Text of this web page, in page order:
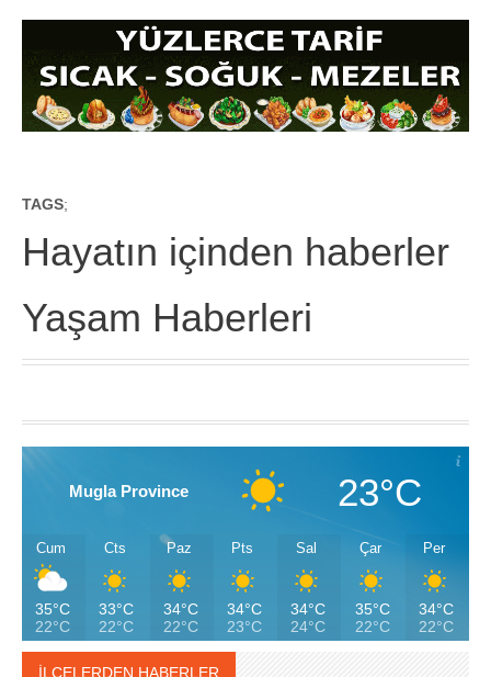
TAGS;
Hayatın içinden haberler
Yaşam Haberleri
Mugla Province 23°C
Cum
35°C
22°C
Cts
33°C
22°C
Paz
34°C
22°C
Pts
34°C
23°C
Sal
34°C
24°C
Çar
35°C
22°C
Per
34°C
22°C
İLÇELERDEN HABERLER